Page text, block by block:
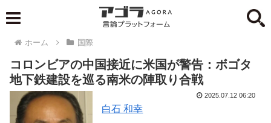
ホーム 国際
コロンビアの中国接近に米国が警告：ボゴタ
地下鉄建設を巡る南米の陣取り合戦
白石 和幸
2025.07.12 06:20